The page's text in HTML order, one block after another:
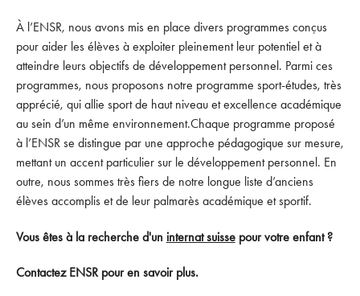
À l’ENSR, nous avons mis en place divers programmes conçus
pour aider les élèves à exploiter pleinement leur potentiel et à
atteindre leurs objectifs de développement personnel. Parmi ces
programmes, nous proposons notre programme sport-études, très
apprécié, qui allie sport de haut niveau et excellence académique
au sein d’un même environnement.Chaque programme proposé
à l’ENSR se distingue par une approche pédagogique sur mesure,
mettant un accent particulier sur le développement personnel. En
outre, nous sommes très fiers de notre longue liste d’anciens
élèves accomplis et de leur palmarès académique et sportif.
Vous êtes à la recherche d'un internat suissepour votre enfant ?
Contactez ENSR pour en savoir plus.